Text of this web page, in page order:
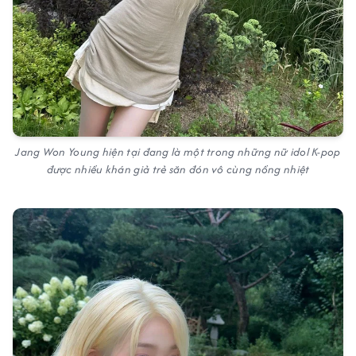
Jang Won Young hiện tại đang là một trong những nữ idol K-pop
được nhiều khán giả trẻ săn đón vô cùng nồng nhiệt